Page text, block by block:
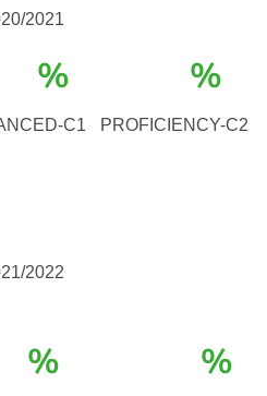
2021
%
C1
%
PROFICIENCY-C2
2022
% %